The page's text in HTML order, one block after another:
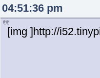
04:51:36 pm
[img ]http://